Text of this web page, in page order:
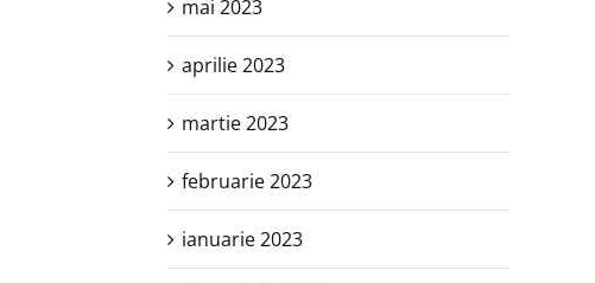
mai 2023
aprilie 2023
martie 2023
februarie 2023
ianuarie 2023